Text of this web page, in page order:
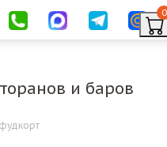
0
и баров